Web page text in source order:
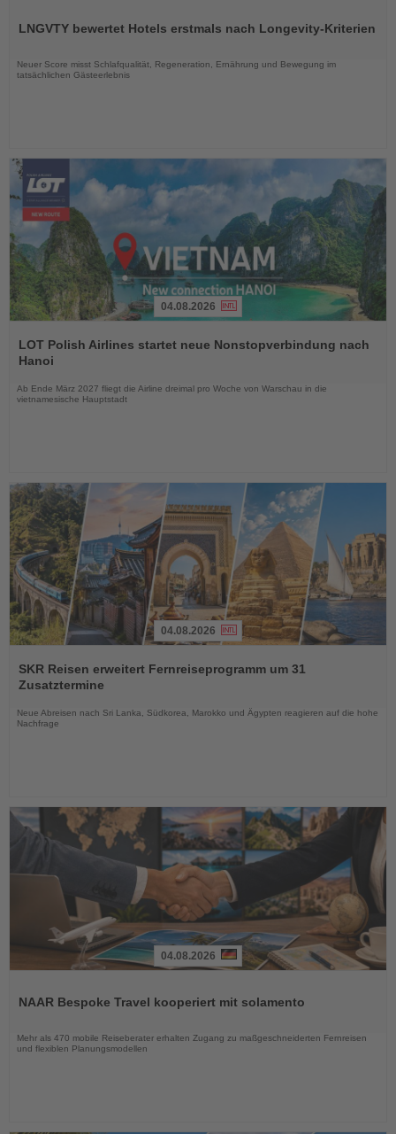
dieLNGVTY bewertet Hotels erstmals nach Longevity-Kriterien
Neuer Score misst Schlafqualität, Regeneration, Ernährung und Bewegung im
tatsächlichen Gästeerlebnis
Sie
die
04.08.2026
LOT Polish Airlines startet neue Nonstopverbindung nach
Hanoi
Ab Ende März 2027 fliegt die Airline dreimal pro Woche von Warschau in die
vietnamesische Hauptstadt
Sie
die
04.08.2026
SKR Reisen erweitert Fernreiseprogramm um 31
Zusatztermine
Neue Abreisen nach Sri Lanka, Südkorea, Marokko und Ägypten reagieren auf die hohe
Nachfrage
die
04.08.2026
NAAR Bespoke Travel kooperiert mit solamento
Mehr als 470 mobile Reiseberater erhalten Zugang zu maßgeschneiderten Fernreisen
und flexiblen Planungsmodellen